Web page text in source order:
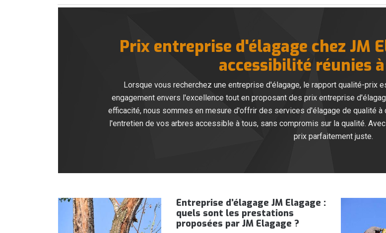
Prix entreprise d'élagage chez JM
accessibilité réunies
Lorsque vous recherchez une entreprise d'élagage, le rapport qualité-prix
engagement envers l'excellence tout en proposant des prix entreprise
efficacité, nous sommes en mesure d'offrir des services d'élagage de qualité
l'entretien de vos arbres accessible à tous, sans compromis sur la qualité.
prix parfaitement juste.
Entreprise d’élagage JM Elagage :
quels sont les prestations
proposées par JM Elagage ?